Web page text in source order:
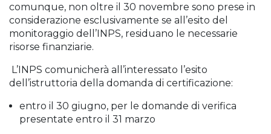
comunque, non oltre il 30 novembre sono prese in
considerazione esclusivamente se all’esito del
monitoraggio dell’INPS, residuano le necessarie
risorse finanziarie.
L’INPS comunicherà all’interessato l’esito
dell’istruttoria della domanda di certificazione:
entro il 30 giugno, per le domande di verifica
presentate entro il 31 marzo